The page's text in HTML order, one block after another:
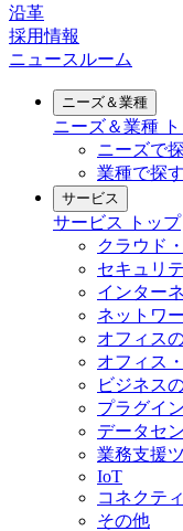
沿革
採用情報
ニュースルーム
ニーズ＆業種
ニーズ＆業種
ニーズで
業種で探す
サービス
サービス
トップ
クラウド
セキュリ
インター
ネットワ
オフィス
オフィス
ビジネス
プラグイ
データセ
業務支援
IoT
コネクテ
その他